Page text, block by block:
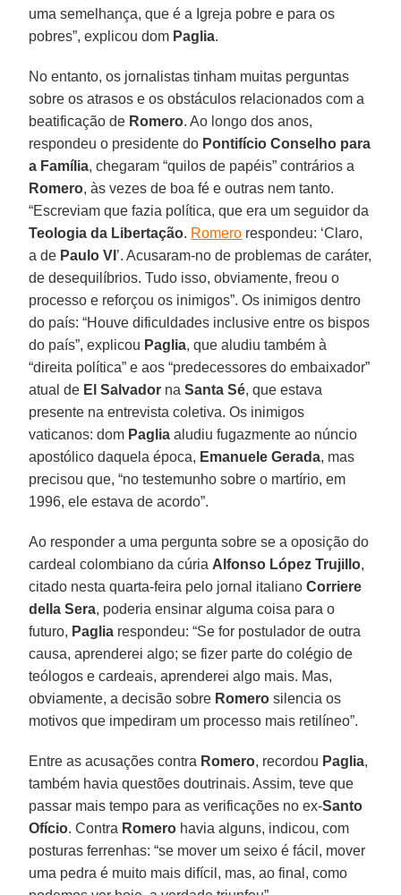
uma semelhança, que é a Igreja pobre e para os
pobres”, explicou dom Paglia.
No entanto, os jornalistas tinham muitas perguntas
sobre os atrasos e os obstáculos relacionados com a
beatificação de Romero. Ao longo dos anos,
respondeu o presidente do Pontifício Conselho para
a Família, chegaram “quilos de papéis” contrários a
Romero, às vezes de boa fé e outras nem tanto.
“Escreviam que fazia política, que era um seguidor da
Teologia da Libertação. Romero respondeu: ‘Claro,
a de Paulo VI ’. Acusaram-no de problemas de caráter,
de desequilíbrios. Tudo isso, obviamente, freou o
processo e reforçou os inimigos”. Os inimigos dentro
do país: “Houve dificuldades inclusive entre os bispos
do país”, explicou Paglia, que aludiu também à
“direita política” e aos “predecessores do embaixador”
atual de El Salvador naSanta Sé, que estava
presente na entrevista coletiva. Os inimigos
vaticanos: dom Paglia aludiu fugazmente ao núncio
apostólico daquela época, Emanuele Gerada, mas
precisou que, “no testemunho sobre o martírio, em
1996, ele estava de acordo”.
Ao responder a uma pergunta sobre se a oposição do
cardeal colombiano da cúria Alfonso López Trujillo,
citado nesta quarta-feira pelo jornal italianoCorriere
della Sera, poderia ensinar alguma coisa para o
futuro, Paglia respondeu: “Se for postulador de outra
causa, aprenderei algo; se fizer parte do colégio de
teólogos e cardeais, aprenderei algo mais. Mas,
obviamente, a decisão sobre Romero silencia os
motivos que impediram um processo mais retilíneo”.
Entre as acusações contra Romero, recordou Paglia,
também havia questões doutrinais. Assim, teve que
passar mais tempo para as verificações no ex-Santo
Ofício. Contra Romero havia alguns, indicou, com
posturas ferrenhas: “se mover um seixo é fácil, mover
uma pedra é muito mais difícil, mas, ao final, como